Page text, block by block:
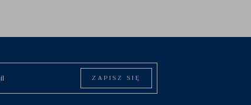
ZAPISZ SIĘ